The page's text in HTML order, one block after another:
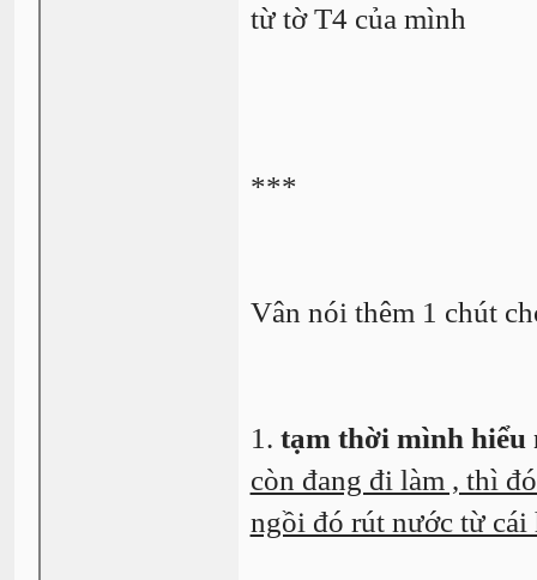
từ tờ T4 của mình
***
Vân nói thêm 1 chút
1. tạm thời mình hiểu
còn đang đi làm , thì
ngồi đó rút nước từ cái